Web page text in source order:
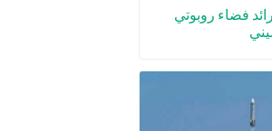
فضاء روبوتي